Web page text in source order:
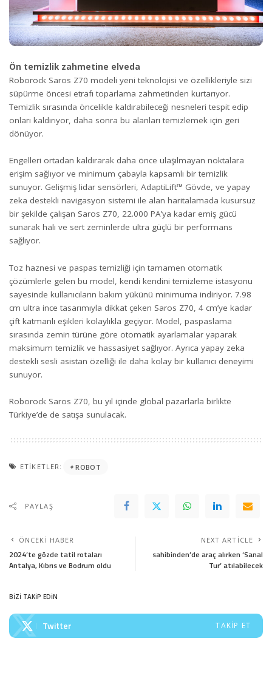
Ön temizlik zahmetine elveda
Roborock Saros Z70 modeli yeni teknolojisi ve özellikleriyle sizi
süpürme öncesi etrafı toparlama zahmetinden kurtarıyor.
Temizlik sırasında öncelikle kaldırabileceği nesneleri tespit edip
onları kaldırıyor, daha sonra bu alanları temizlemek için geri
dönüyor.
Engelleri ortadan kaldırarak daha önce ulaşılmayan noktalara
erişim sağlıyor ve minimum çabayla kapsamlı bir temizlik
sunuyor. Gelişmiş lidar sensörleri, AdaptiLift™ Gövde, ve yapay
zeka destekli navigasyon sistemi ile alan haritalamada kusursuz
bir şekilde çalışan Saros Z70, 22.000 PA’ya kadar emiş gücü
sunarak halı ve sert zeminlerde ultra güçlü bir performans
sağlıyor.
Toz haznesi ve paspas temizliği için tamamen otomatik
çözümlerle gelen bu model, kendi kendini temizleme istasyonu
sayesinde kullanıcıların bakım yükünü minimuma indiriyor. 7.98
cm ultra ince tasarımıyla dikkat çeken Saros Z70, 4 cm’ye kadar
çift katmanlı eşikleri kolaylıkla geçiyor. Model, paspaslama
sırasında zemin türüne göre otomatik ayarlamalar yaparak
maksimum temizlik ve hassasiyet sağlıyor. Ayrıca yapay zeka
destekli sesli asistan özelliği ile daha kolay bir kullanıcı deneyimi
sunuyor.
Roborock Saros Z70, bu yıl içinde global pazarlarla birlikte
Türkiye’de de satışa sunulacak.
ETIKETLER: ROBOT
PAYLAŞ
ÖNCEKI HABER
2024’te gözde tatil rotaları
Antalya, Kıbrıs ve Bodrum oldu
NEXT ARTICLE
sahibinden’de araç alırken ‘Sanal
Tur’ atılabilecek
BİZİ TAKİP EDİN
Twitter TAKIP ET